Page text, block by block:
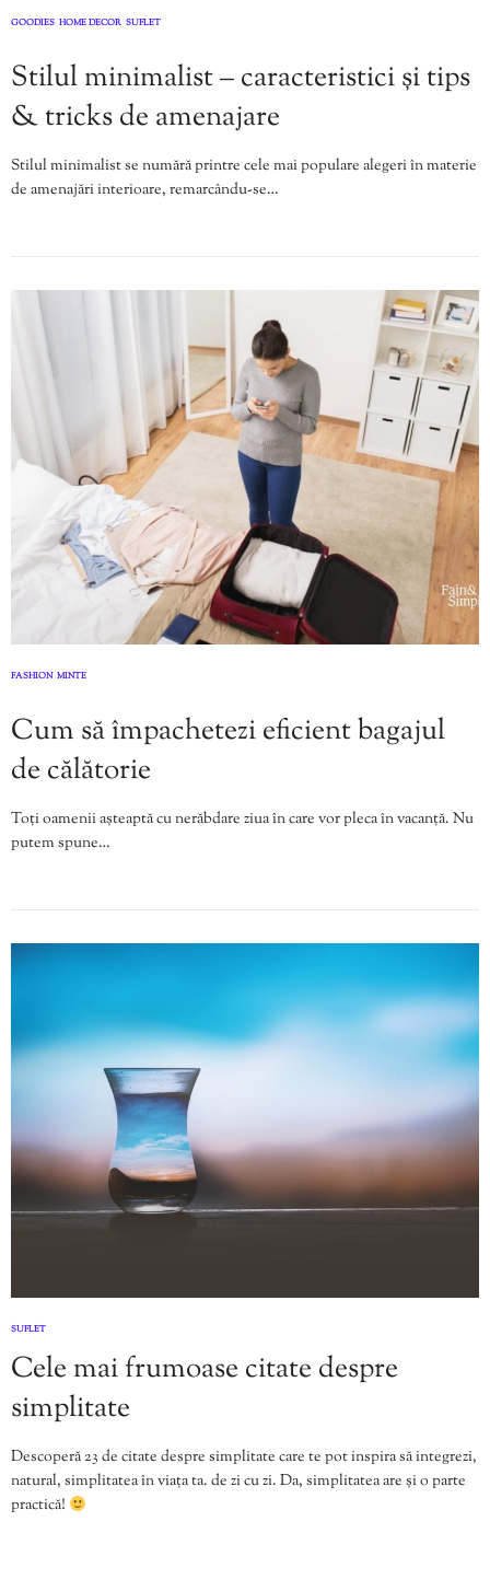
GOODIES HOME DECOR SUFLET
Stilul minimalist – caracteristici și tips
& tricks de amenajare
Stilul minimalist se numără printre cele mai populare alegeri în materie
de amenajări interioare, remarcându-se…
FASHION MINTE
Cum să împachetezi eficient bagajul
de călătorie
Toți oamenii așteaptă cu nerăbdare ziua în care vor pleca în vacanță. Nu
putem spune…
SUFLET
Cele mai frumoase citate despre
simplitate
Descoperă 23 de citate despre simplitate care te pot inspira să integrezi,
natural, simplitatea în viața ta. de zi cu zi. Da, simplitatea are și o parte
practică!